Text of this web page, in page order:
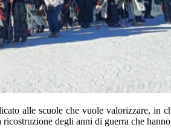
alle scuole che vuole valorizzare, in
degli anni di guerra che